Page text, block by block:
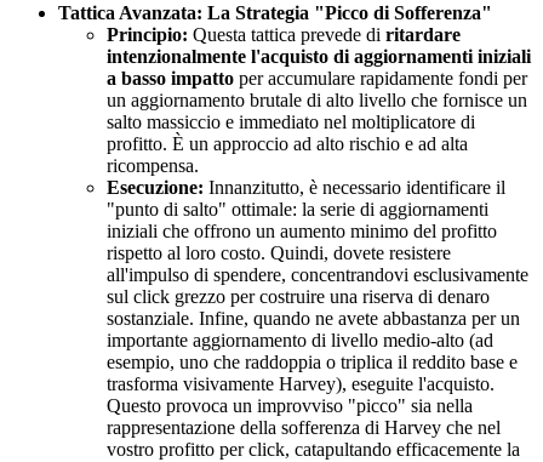
Tattica Avanzata: La Strategia "Picco di Sofferenza"
Principio: Questa tattica prevede di ritardare
intenzionalmente l'acquisto di aggiornamenti iniziali
a basso impatto per accumulare rapidamente fondi per
un aggiornamento brutale di alto livello che fornisce un
salto massiccio e immediato nel moltiplicatore di
profitto. È un approccio ad alto rischio e ad alta
ricompensa.
Esecuzione: Innanzitutto, è necessario identificare il
"punto di salto" ottimale: la serie di aggiornamenti
iniziali che offrono un aumento minimo del profitto
rispetto al loro costo. Quindi, dovete resistere
all'impulso di spendere, concentrandovi esclusivamente
sul click grezzo per costruire una riserva di denaro
sostanziale. Infine, quando ne avete abbastanza per un
importante aggiornamento di livello medio-alto (ad
esempio, uno che raddoppia o triplica il reddito base e
trasforma visivamente Harvey), eseguite l'acquisto.
Questo provoca un improvviso "picco" sia nella
rappresentazione della sofferenza di Harvey che nel
vostro profitto per click, catapultando efficacemente la